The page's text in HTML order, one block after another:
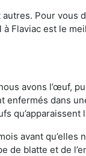
Pour vous
Flaviac est le
avons l’œuf,
enfermés dans
qu’apparaissent
avant qu’elles
blatte et de